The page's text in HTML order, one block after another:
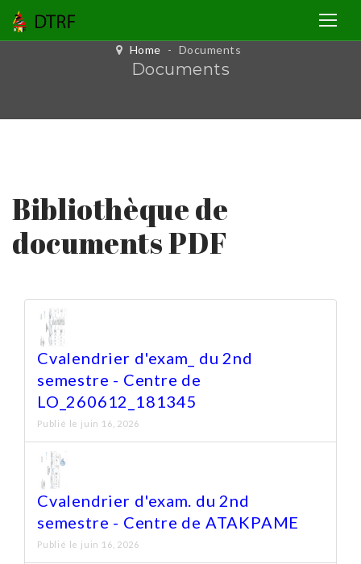
Home - Documents
Documents
Bibliothèque de
documents PDF
Cvalendrier d'exam_ du 2nd
semestre - Centre de
LO_260612_181345
Publié le juin 16, 2026
Cvalendrier d'exam. du 2nd
semestre - Centre de ATAKPAME
Publié le juin 16, 2026